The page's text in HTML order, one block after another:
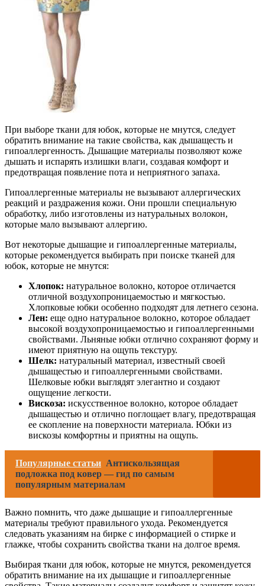
При выборе ткани для юбок, которые не мнутся, следует
обратить внимание на такие свойства, как дышащесть и
гипоаллергенность. Дышащие материалы позволяют коже
дышать и испарять излишки влаги, создавая комфорт и
предотвращая появление пота и неприятного запаха.
Гипоаллергенные материалы не вызывают аллергических
реакций и раздражения кожи. Они прошли специальную
обработку, либо изготовлены из натуральных волокон,
которые мало вызывают аллергию.
Вот некоторые дышащие и гипоаллергенные материалы,
которые рекомендуется выбирать при поиске тканей для
юбок, которые не мнутся:
Хлопок: натуральное волокно, которое отличается
отличной воздухопроницаемостью и мягкостью.
Хлопковые юбки особенно подходят для летнего сезона.
Лен: еще одно натуральное волокно, которое обладает
высокой воздухопроницаемостью и гипоаллергенными
свойствами. Льняные юбки отлично сохраняют форму и
имеют приятную на ощупь текстуру.
Шелк: натуральный материал, известный своей
дышащестью и гипоаллергенными свойствами.
Шелковые юбки выглядят элегантно и создают
ощущение легкости.
Вискоза: искусственное волокно, которое обладает
дышащестью и отлично поглощает влагу, предотвращая
ее скопление на поверхности материала. Юбки из
вискозы комфортны и приятны на ощупь.
Популярные статьи Антискользящая
подложка под ковер — гид по самым
популярным материалам
Важно помнить, что даже дышащие и гипоаллергенные
материалы требуют правильного ухода. Рекомендуется
следовать указаниям на бирке с информацией о стирке и
глажке, чтобы сохранить свойства ткани на долгое время.
Выбирая ткани для юбок, которые не мнутся, рекомендуется
обратить внимание на их дышащие и гипоаллергенные